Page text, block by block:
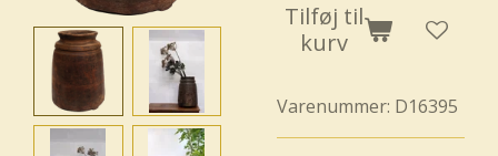
Tilføj til
kurv
Varenummer: D16395